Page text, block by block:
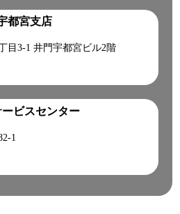
都宮支店
目3-1 井門宇都宮ビル2階
ビスセンター
1